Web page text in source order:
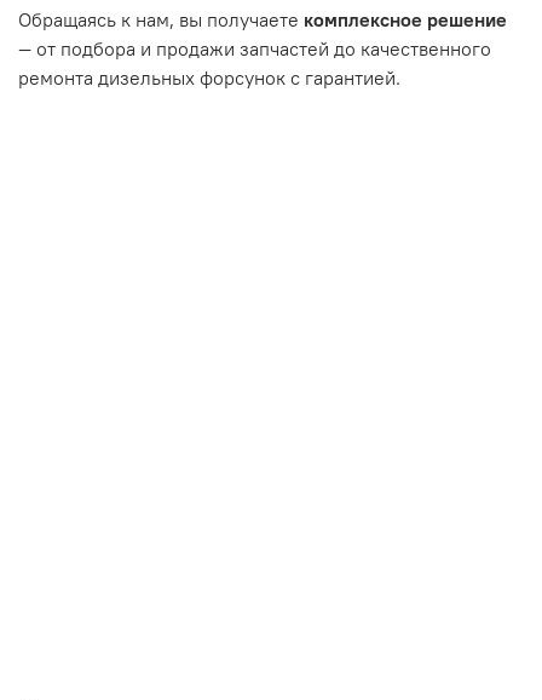
Обращаясь к нам, вы получаете комплексное решение
— от подбора и продажи запчастей до качественного
ремонта дизельных форсунок с гарантией.